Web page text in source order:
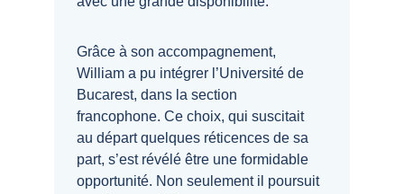
Grâce à son accompagnement,
William a pu intégrer l’Université de
Bucarest, dans la section
francophone. Ce choix, qui suscitait
au départ quelques réticences de sa
part, s’est révélé être une formidable
opportunité. Non seulement il poursuit